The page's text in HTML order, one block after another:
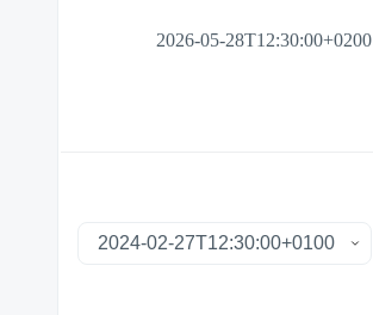
2026-05-28T12:30:00+0200